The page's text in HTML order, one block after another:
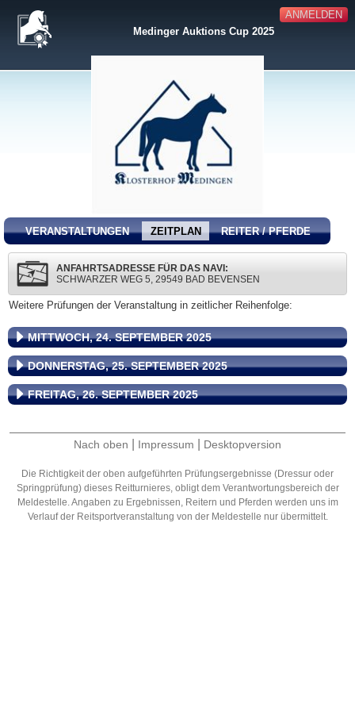
ANMELDEN
Medinger Auktions Cup 2025
VERANSTALTUNGEN ZEITPLAN REITER / PFERDE
ANFAHRTSADRESSE FÜR DAS NAVI:
SCHWARZER WEG 5, 29549 BAD BEVENSEN
Weitere Prüfungen der Veranstaltung in zeitlicher Reihenfolge:
MITTWOCH, 24. SEPTEMBER 2025
DONNERSTAG, 25. SEPTEMBER 2025
FREITAG, 26. SEPTEMBER 2025
Nach oben Impressum Desktopversion
Die Richtigkeit der oben aufgeführten Prüfungsergebnisse (Dressur oder
Springprüfung) dieses Reitturnieres, obligt dem Verantwortungsbereich der
Meldestelle. Angaben zu Ergebnissen, Reitern und Pferden werden uns im
Verlauf der Reitsportveranstaltung von der Meldestelle nur übermittelt.